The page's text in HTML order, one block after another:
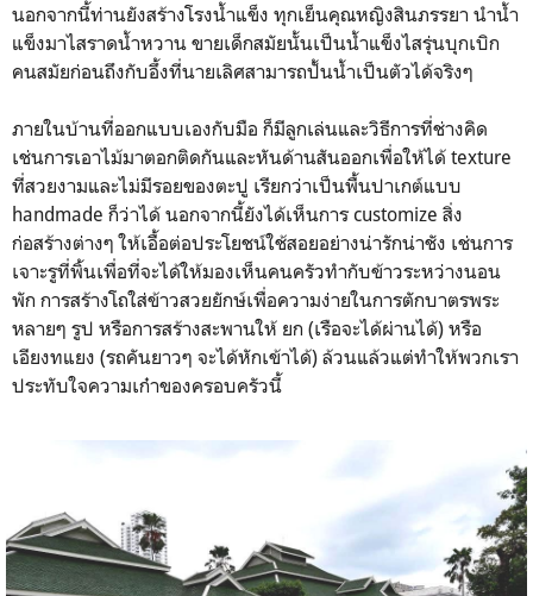
นอกจากนี้ท่านยังสร้างโรงน้ำแข็ง ทุกเย็นคุณหญิงสินภรรยา นำน้ำ
แข็งมาไสราดน้ำหวาน ขายเด็กสมัยนั้นเป็นน้ำแข็งไสรุ่นบุกเบิก
คนสมัยก่อนถึงกับอึ้งที่นายเลิศสามารถปั้นน้ำเป็นตัวได้จริงๆ
ภายในบ้านที่ออกแบบเองกับมือ ก็มีลูกเล่นและวิธีการที่ช่างคิด
เช่นการเอาไม้มาตอกติดกันและหันด้านสันออกเพื่อให้ได้ texture
ที่สวยงามและไม่มีรอยของตะปู เรียกว่าเป็นพื้นปาเกต์แบบ
handmade ก็ว่าได้ นอกจากนี้ยังได้เห็นการ customize สิ่ง
ก่อสร้างต่างๆ ให้เอื้อต่อประโยชน์ใช้สอยอย่างน่ารักน่าชัง เช่นการ
เจาะรูที่พิ้นเพื่อที่จะได้ให้มองเห็นคนครัวทำกับข้าวระหว่างนอน
พัก การสร้างโถใส่ข้าวสวยยักษ์เพื่อความง่ายในการตักบาตรพระ
หลายๆ รูป หรือการสร้างสะพานให้ ยก (เรือจะได้ผ่านได้) หรือ
เอียงทแยง (รถคันยาวๆ จะได้หักเข้าได้) ล้วนแล้วแต่ทำให้พวกเรา
ประทับใจความเก๋าของครอบครัวนี้